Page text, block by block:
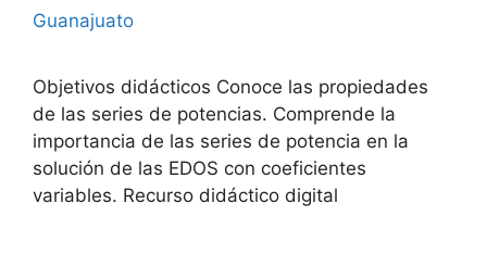
Guanajuato
Objetivos didácticos Conoce las propiedades
de las series de potencias. Comprende la
importancia de las series de potencia en la
solución de las EDOS con coeficientes
variables. Recurso didáctico digital